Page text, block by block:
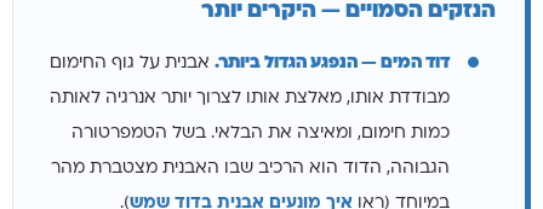
הנזקים הסמויים — היקרים יותר
דוד המים — הנפגע הגדול ביותר. אבנית על גוף החימום
מבודדת אותו, מאלצת אותו לצרוך יותר אנרגיה לאותה
כמות חימום, ומאיצה את הבלאי. בשל הטמפרטורה
הגבוהה, הדוד הוא הרכיב שבו האבנית מצטברת מהר
במיוחד (ראו איך מונעים אבנית בדוד שמש).